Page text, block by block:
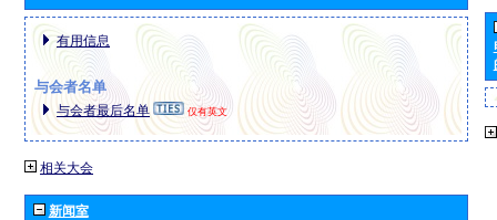
有用信息
与会者名单
与会者最后名单 仅有英文
相关大会
新闻室